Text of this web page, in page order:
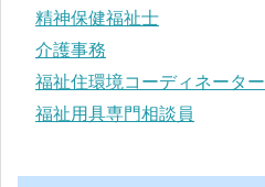
精神保健福祉士
介護事務
福祉住環境コーディネーター
福祉用具専門相談員